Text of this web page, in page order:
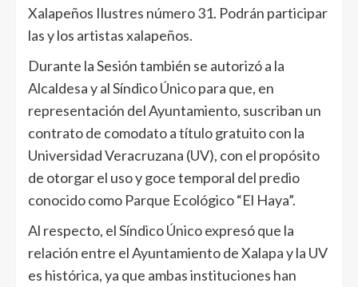
Xalapeños Ilustres número 31. Podrán participar
las y los artistas xalapeños.
Durante la Sesión también se autorizó a la
Alcaldesa y al Síndico Único para que, en
representación del Ayuntamiento, suscriban un
contrato de comodato a título gratuito con la
Universidad Veracruzana (UV), con el propósito
de otorgar el uso y goce temporal del predio
conocido como Parque Ecológico “El Haya”.
Al respecto, el Síndico Único expresó que la
relación entre el Ayuntamiento de Xalapa y la UV
es histórica, ya que ambas instituciones han